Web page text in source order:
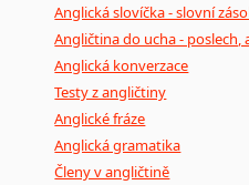
Anglická slovíčka - slovní
Angličtina do ucha - poslech,
Anglická konverzace
Testy z angličtiny
Anglické fráze
Anglická gramatika
Členy v angličtině